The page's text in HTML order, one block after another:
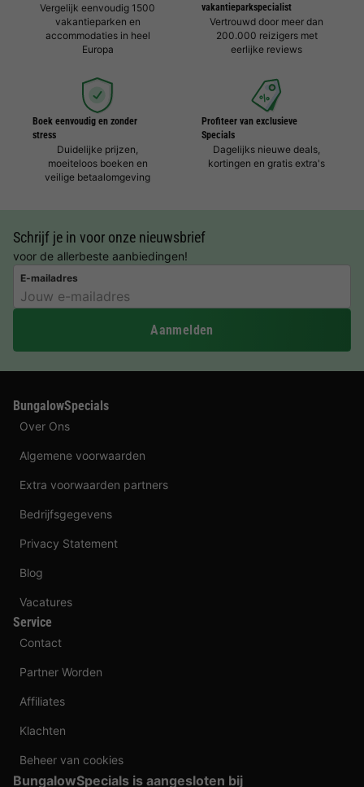
Vergelijk eenvoudig 1500
vakantieparken en
accommodaties in heel
Europa
vakantieparkspecialist
Vertrouwd door meer dan
200.000 reizigers met
eerlijke reviews
Boek eenvoudig en zonder
stress
Duidelijke prijzen,
moeiteloos boeken en
veilige betaalomgeving
Profiteer van exclusieve
Specials
Dagelijks nieuwe deals,
kortingen en gratis extra's
Schrijf je in voor onze nieuwsbrief
voor de allerbeste aanbiedingen!
E-mailadres
Aanmelden
BungalowSpecials
Over Ons
Algemene voorwaarden
Extra voorwaarden partners
Bedrijfsgegevens
Privacy Statement
Blog
Vacatures
Service
Contact
Partner Worden
Affiliates
Klachten
Beheer van cookies
BungalowSpecials is aangesloten bij